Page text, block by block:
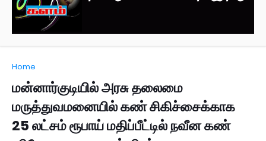
Home
மன்னார்குடியில் அரசு தலைமை
மருத்துவமனையில் கண் சிகிச்சைக்காக
25 லட்சம் ரூபாய் மதிப்பீட்டில் நவீன கண்